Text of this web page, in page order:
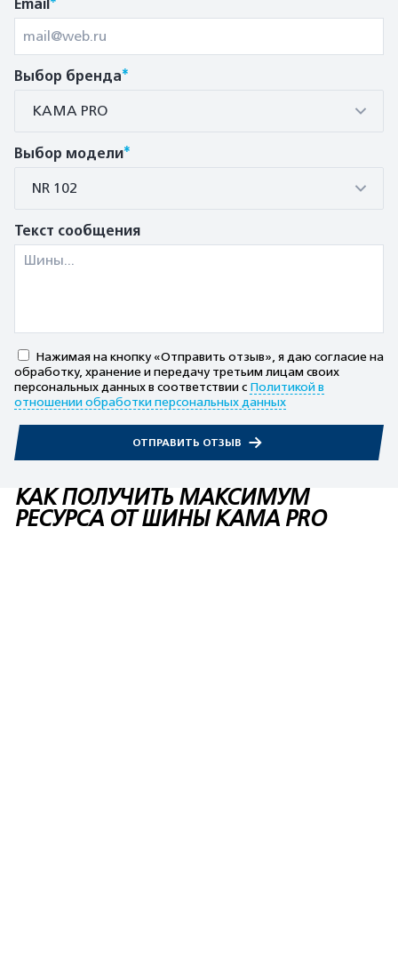
Email
Выбор бренда*
КАМА PRO
Выбор модели*
NR 102
Текст сообщения
Нажимая на кнопку «Отправить отзыв», я даю согласие на
обработку, хранение и передачу третьим лицам своих
персональных данных в соответствии с Политикой в
отношении обработки персональных данных
ОТПРАВИТЬ ОТЗЫВ
КАК ПОЛУЧИТЬ МАКСИМУМ
РЕСУРСА ОТ ШИНЫ KAMA PRO